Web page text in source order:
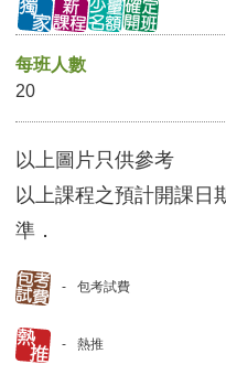
每班人數
20
以上圖片只供參考
以上課程之預計開課日
準．
包考試費
熱推